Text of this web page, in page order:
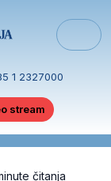
1 2327000
stream
čitanja